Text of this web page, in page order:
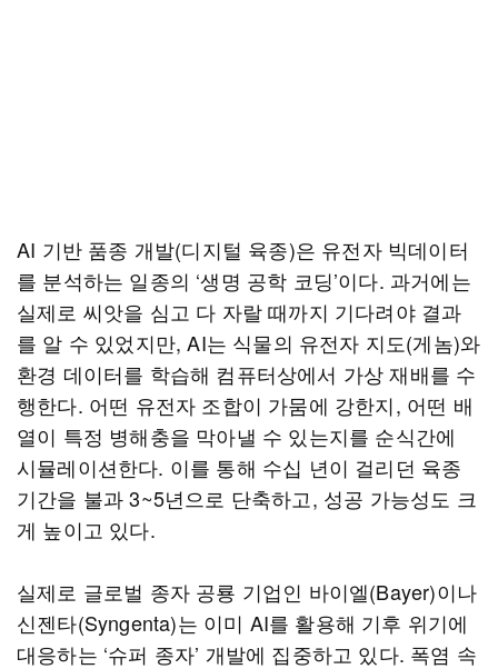
AI 기반 품종 개발(디지털 육종)은 유전자 빅데이터
를 분석하는 일종의 ‘생명 공학 코딩’이다. 과거에는
실제로 씨앗을 심고 다 자랄 때까지 기다려야 결과
를 알 수 있었지만, AI는 식물의 유전자 지도(게놈)와
환경 데이터를 학습해 컴퓨터상에서 가상 재배를 수
행한다. 어떤 유전자 조합이 가뭄에 강한지, 어떤 배
열이 특정 병해충을 막아낼 수 있는지를 순식간에
시뮬레이션한다. 이를 통해 수십 년이 걸리던 육종
기간을 불과 3~5년으로 단축하고, 성공 가능성도 크
게 높이고 있다.
실제로 글로벌 종자 공룡 기업인 바이엘(Bayer)이나
신젠타(Syngenta)는 이미 AI를 활용해 기후 위기에
대응하는 ‘슈퍼 종자’ 개발에 집중하고 있다. 폭염 속